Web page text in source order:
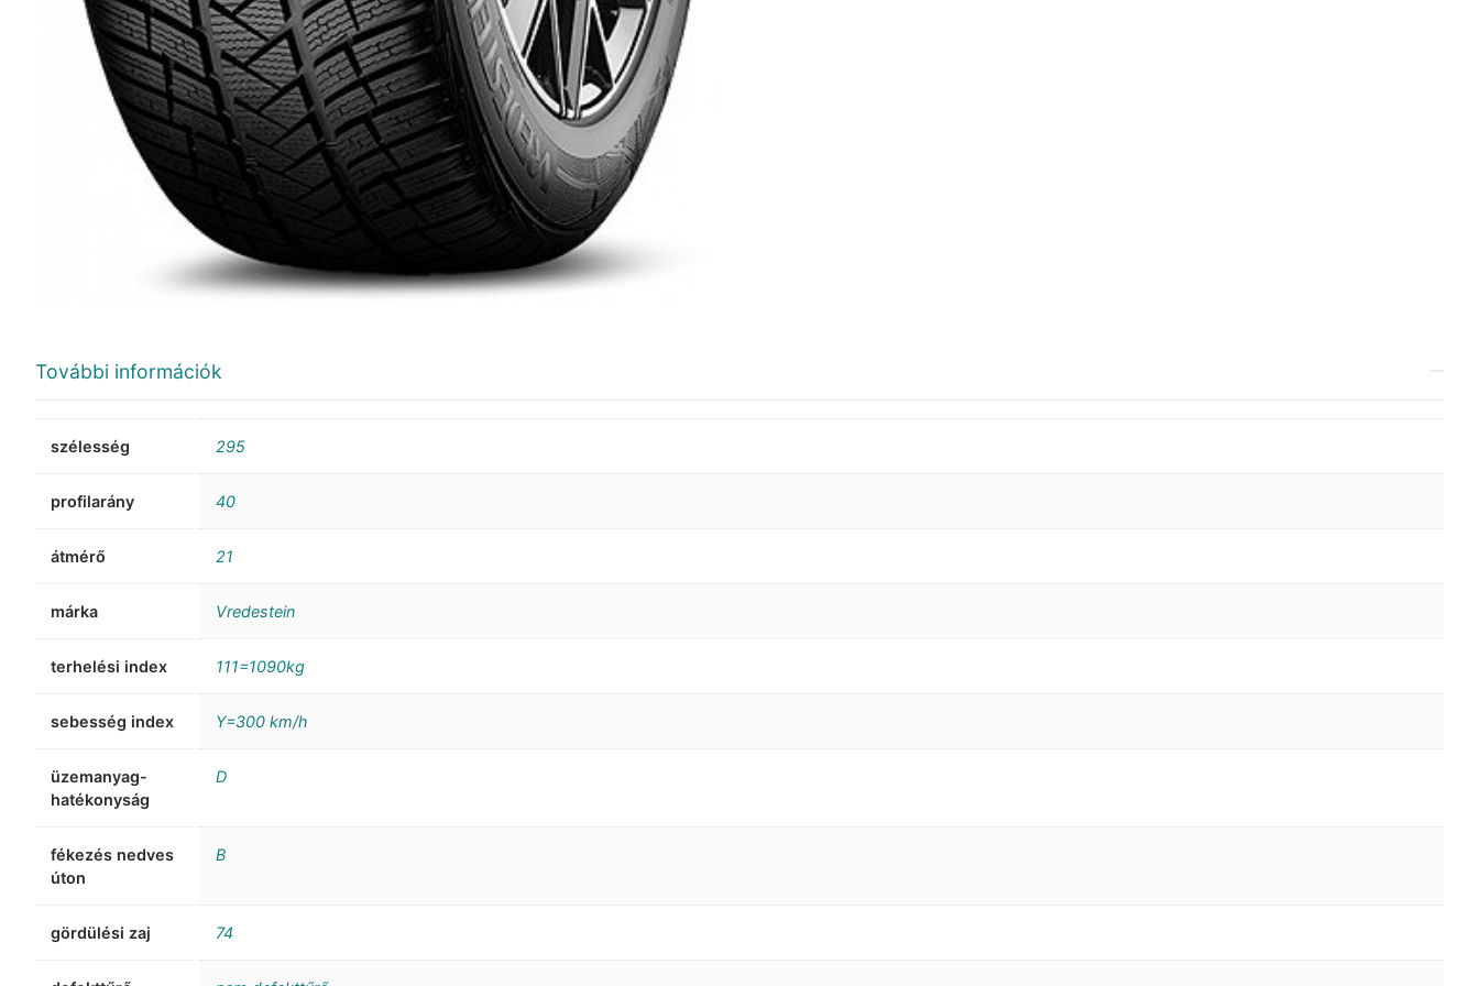
További információk
szélesség 295
profilarány 40
átmérő 21
márka Vredestein
terhelési index 111=1090kg
sebesség index Y=300 km/h
üzemanyag-
hatékonyság
D
fékezés nedves
úton
B
gördülési zaj 74